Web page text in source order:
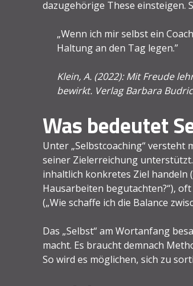
dazugehörige These einsteigen.
„Wenn ich mir selbst ein
Haltung an den Tag legen.”
Klein, A. (2022): Mit Freude
bewirkt. Verlag Barbara
Was bedeutet
Unter „Selbstcoaching“ versteht
seiner Zielerreichung
inhaltlich konkretes Ziel handeln
Hausarbeiten begutachten?“),
(„Wie schaffe ich die Balance
Das „Selbst“ am Wortanfang
macht. Es braucht demnach
So wird es möglichen, sich zu